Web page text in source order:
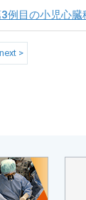
目の小児心臓
next >